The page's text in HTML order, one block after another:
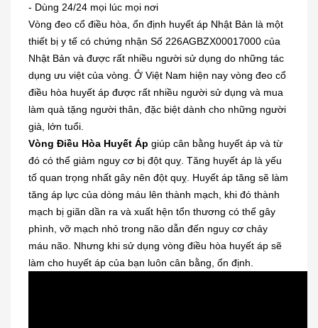
- Dùng 24/24 mọi lúc mọi nơi
Vòng đeo cổ điều hòa, ổn định huyết áp Nhật Bản là một
thiết bị y tế có chứng nhận Số 226AGBZX00017000 của
Nhật Bản và được rất nhiều người sử dụng do những tác
dụng ưu việt của vòng. Ở Việt Nam hiện nay vòng đeo cổ
điều hòa huyết áp được rất nhiều người sử dụng và mua
làm quà tặng người thân, đặc biệt dành cho những người
già, lớn tuổi.
Vòng Điều Hòa Huyết Áp giúp cân bằng huyết áp và từ
đó có thể giảm nguy cơ bị đột quỵ. Tăng huyết áp là yếu
tố quan trọng nhất gây nên đột quỵ. Huyết áp tăng sẽ làm
tăng áp lực của dòng máu lên thành mạch, khi đó thành
mạch bị giãn dần ra và xuất hện tổn thương có thể gây
phình, vỡ mạch nhỏ trong não dẫn đến nguy cơ chảy
máu não. Nhưng khi sử dụng vòng điều hòa huyết áp sẽ
làm cho huyết áp của bạn luôn cân bằng, ổn định.